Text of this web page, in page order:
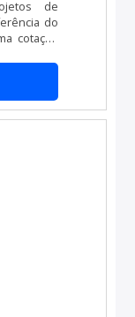
de
equipe é
seu
MUITO
na
ramo de
e
de seu
do
feito a
o
para
de
do
cotação
busca é
Souza é
técnica
DE
em criar
de alta
custo-
oferecer
e
mostram
é
do